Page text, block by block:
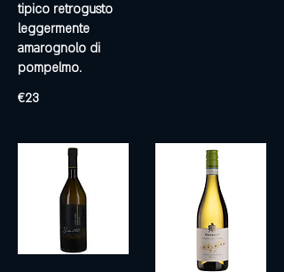
tipico retrogusto
leggermente
amarognolo di
pompelmo.
€23